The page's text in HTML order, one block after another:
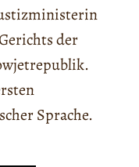
der
Sprache.